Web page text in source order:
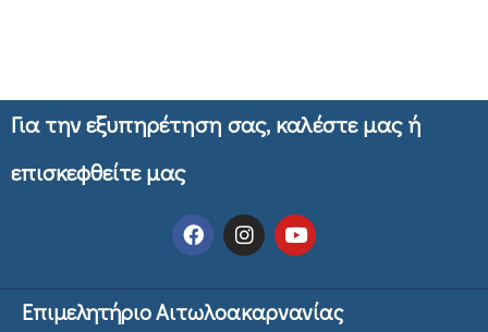
Για την εξυπηρέτηση σας, καλέστε μας ή
επισκεφθείτε μας
Επιμελητήριο Αιτωλοακαρνανίας